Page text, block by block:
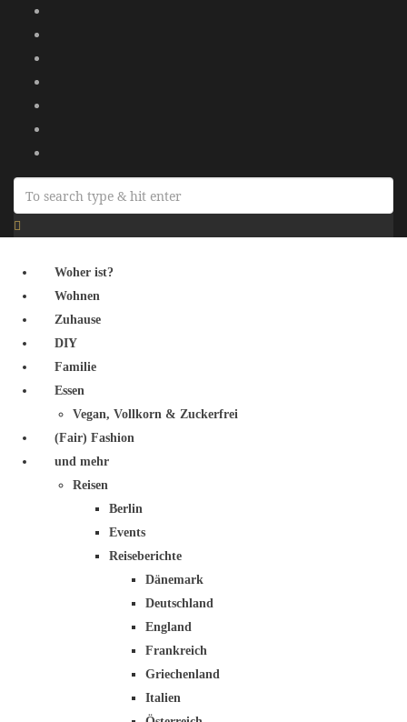
Woher ist?
Wohnen
Zuhause
DIY
Familie
Essen
Vegan, Vollkorn & Zuckerfrei
(Fair) Fashion
und mehr
Reisen
Berlin
Events
Reiseberichte
Dänemark
Deutschland
England
Frankreich
Griechenland
Italien